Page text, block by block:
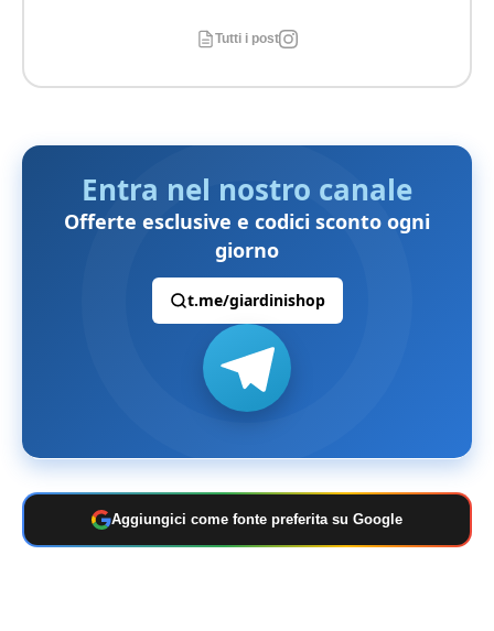
Tutti i post
Entra nel nostro canale
Offerte esclusive e codici sconto ogni
giorno
t.me/giardinishop
Aggiungici come fonte preferita su Google